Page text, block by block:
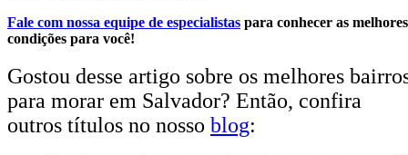
Fale com nossa equipe de especialistas para conhecer as melhores
condições para você!
Gostou desse artigo sobre os melhores
para morar em Salvador? Então, confira
outros títulos no nosso blog: